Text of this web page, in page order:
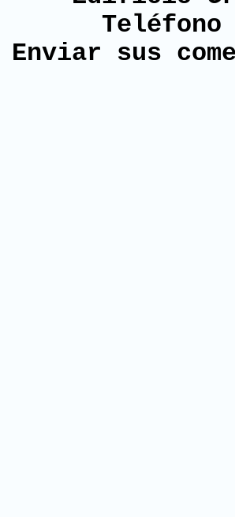
Enviar sus